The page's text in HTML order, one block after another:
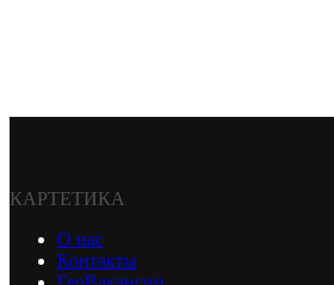
КАРТЕТИКА
О нас
Контакты